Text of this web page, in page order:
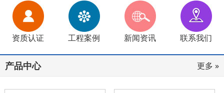
资质认证 工程案例 新闻资讯 联系我们
产品中心 更多 »